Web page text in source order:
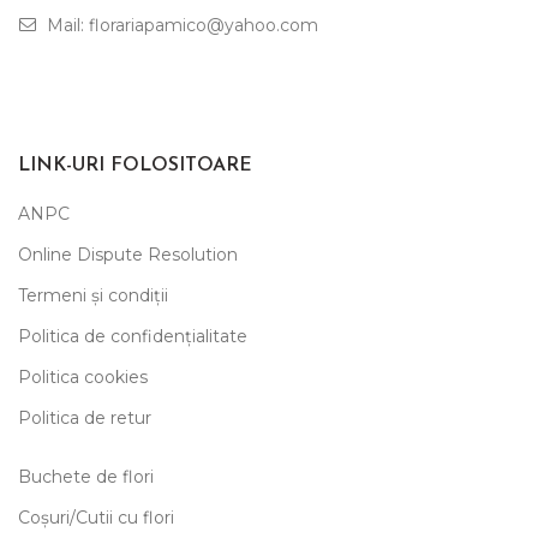
Mail: florariapamico@yahoo.com
LINK-URI FOLOSITOARE
ANPC
Online Dispute Resolution
Termeni și condiții
Politica de confidențialitate
Politica cookies
Politica de retur
Buchete de flori
Coșuri/Cutii cu flori